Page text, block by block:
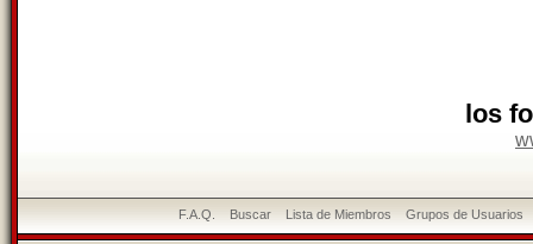
los
F.A.Q. Buscar Lista de Miembros Grupos de Usuarios